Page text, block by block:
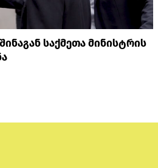
საქმეთა მინისტრის